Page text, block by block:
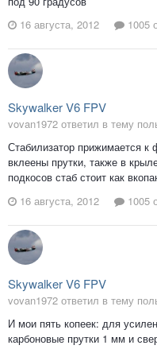
16 августа, 2012
1005
Skywalker V6 FPV
vovan1972 ответил в тему
Стабилизатор прижимается
вклеены прутки, также в
подкосов стаб стоит как
16 августа, 2012
1005
Skywalker V6 FPV
vovan1972 ответил в тему
И мои пять копеек: для
карбоновые прутки 1 мм и